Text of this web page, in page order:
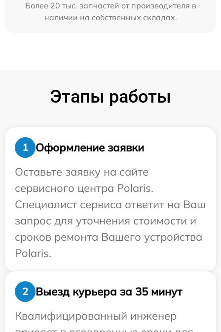
Более 20 тыс. запчастей от производителя в
наличии на собственных складах.
Этапы работы
1
Оформление заявки
Оставьте заявку на сайте
сервисного центра Polaris.
Специалист сервиса ответит на Ваш
запрос для уточнения стоимости и
сроков ремонта Вашего устройства
Polaris.
2
Выезд курьера за 35 минут
Квалифицированный инженер